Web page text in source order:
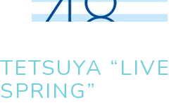
TETSUYA
SPRING”